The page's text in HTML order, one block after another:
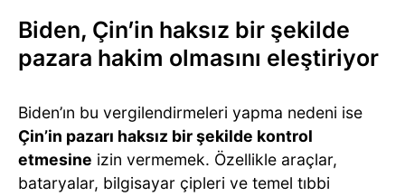
Biden, Çin’in haksız bir şekilde
pazara hakim olmasını eleştiriyor
Biden’ın bu vergilendirmeleri yapma nedeni ise
Çin’in pazarı haksız bir şekilde kontrol
etmesine izin vermemek. Özellikle araçlar,
bataryalar, bilgisayar çipleri ve temel tıbbi